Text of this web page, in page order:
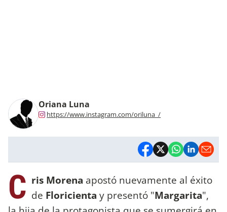
Oriana Luna
https://www.instagram.com/oriluna_/
C ris Morena apostó nuevamente al éxito
de Floricienta y presentó "Margarita",